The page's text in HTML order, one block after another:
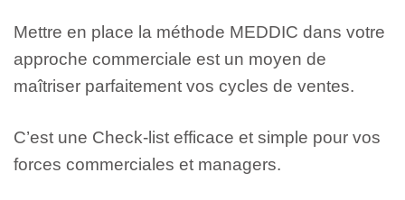
Mettre en place la méthode MEDDIC dans votre
approche commerciale est un moyen de
maîtriser parfaitement vos cycles de ventes.
C’est une Check-list efficace et simple pour vos
forces commerciales et managers.